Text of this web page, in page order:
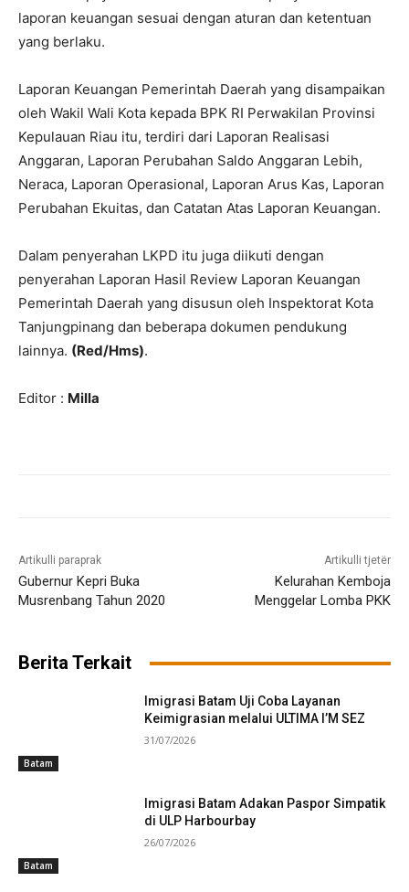
laporan keuangan sesuai dengan aturan dan ketentuan
yang berlaku.
Laporan Keuangan Pemerintah Daerah yang disampaikan
oleh Wakil Wali Kota kepada BPK RI Perwakilan Provinsi
Kepulauan Riau itu, terdiri dari Laporan Realisasi
Anggaran, Laporan Perubahan Saldo Anggaran Lebih,
Neraca, Laporan Operasional, Laporan Arus Kas, Laporan
Perubahan Ekuitas, dan Catatan Atas Laporan Keuangan.
Dalam penyerahan LKPD itu juga diikuti dengan
penyerahan Laporan Hasil Review Laporan Keuangan
Pemerintah Daerah yang disusun oleh Inspektorat Kota
Tanjungpinang dan beberapa dokumen pendukung
lainnya. (Red/Hms).
Editor : Milla
Artikulli paraprak
Gubernur Kepri Buka
Musrenbang Tahun 2020
Artikulli tjetër
Kelurahan Kemboja
Menggelar Lomba PKK
Berita Terkait
Batam
Imigrasi Batam Uji Coba Layanan
Keimigrasian melalui ULTIMA I’M SEZ
31/07/2026
Batam
Imigrasi Batam Adakan Paspor Simpatik
di ULP Harbourbay
26/07/2026